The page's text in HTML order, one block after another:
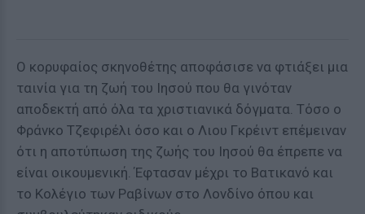
Ο κορυφαίος σκηνοθέτης αποφάσισε να φτιάξει μια
ταινία για τη ζωή του Ιησού που θα γινόταν
αποδεκτή από όλα τα χριστιανικά δόγματα. Τόσο ο
Φράνκο Τζεφιρέλι όσο και ο Λιου Γκρέιντ επέμειναν
ότι η αποτύπωση της ζωής του Ιησού θα έπρεπε να
είναι οικουμενική. Έφτασαν μέχρι το Βατικανό και
το Κολέγιο των Ραβίνων στο Λονδίνο όπου και